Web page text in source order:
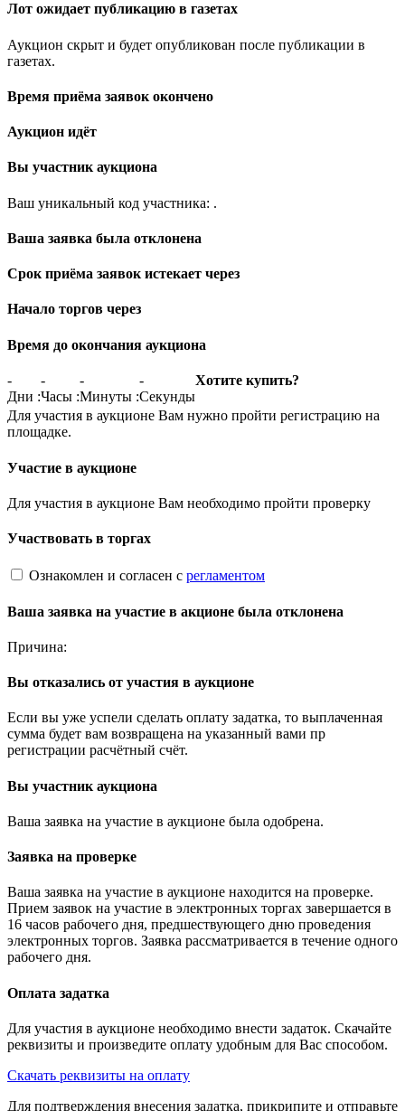
Лот ожидает публикацию в газетах
Аукцион скрыт и будет опубликован после публикации в
газетах.
Время приёма заявок окончено
Аукцион идёт
Вы участник аукциона
Ваш уникальный код участника: .
Ваша заявка была отклонена
Срок приёма заявок истекает через
Начало торгов через
Время до окончания аукциона
-
Дни :
-
Часы :
-
Минуты :
-
Секунды
Хотите купить?
Для участия в аукционе Вам нужно пройти регистрацию на
площадке.
Участие в аукционе
Для участия в аукционе Вам необходимо пройти проверку
Участвовать в торгах
Ознакомлен и согласен с регламентом
Ваша заявка на участие в акционе была отклонена
Причина:
Вы отказались от участия в аукционе
Если вы уже успели сделать оплату задатка, то выплаченная
сумма будет вам возвращена на указанный вами пр
регистрации расчётный счёт.
Вы участник аукциона
Ваша заявка на участие в аукционе была одобрена.
Заявка на проверке
Ваша заявка на участие в аукционе находится на проверке.
Прием заявок на участие в электронных торгах завершается в
16 часов рабочего дня, предшествующего дню проведения
электронных торгов. Заявка рассматривается в течение одного
рабочего дня.
Оплата задатка
Для участия в аукционе необходимо внести задаток. Скачайте
реквизиты и произведите оплату удобным для Вас способом.
Скачать реквизиты на оплату
Для подтверждения внесения задатка, прикрипите и отправьте